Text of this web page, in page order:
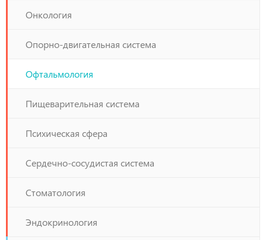
Онкология
Опорно-двигательная система
Офтальмология
Пищеварительная система
Психическая сфера
Сердечно-сосудистая система
Стоматология
Эндокринология